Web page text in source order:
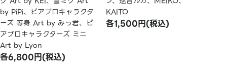
by PiPi、ピアプロキャラクタ
ーズ 等身 Art by みっ君、ピ
アプロキャラクターズ ミニ
Art by Lyon
各6,800円(税込)
KAITO
各1,500円(税込)